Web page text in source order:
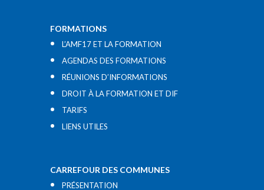
FORMATIONS
L’AMF17 ET LA FORMATION
AGENDAS DES FORMATIONS
RÉUNIONS D’INFORMATIONS
DROIT À LA FORMATION ET DIF
TARIFS
LIENS UTILES​
CARREFOUR DES COMMUNES
PRÉSENTATION